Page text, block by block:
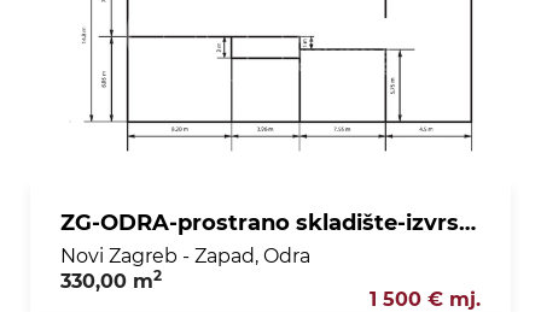
ZG-ODRA-prostrano skladište-izvrsna lokacija-6€/m2!!
Novi Zagreb - Zapad, Odra
330,00 m2
1 500 € mj.